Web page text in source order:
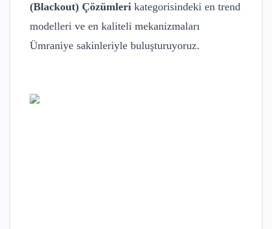
(Blackout) Çözümleri kategorisindeki en trend
modelleri ve en kaliteli mekanizmaları
Ümraniye sakinleriyle buluşturuyoruz.